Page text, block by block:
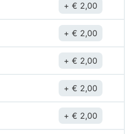
€ 2,00
€ 2,00
€ 2,00
€ 2,00
€ 2,00